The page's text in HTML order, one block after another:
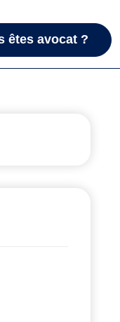
êtes avocat ?